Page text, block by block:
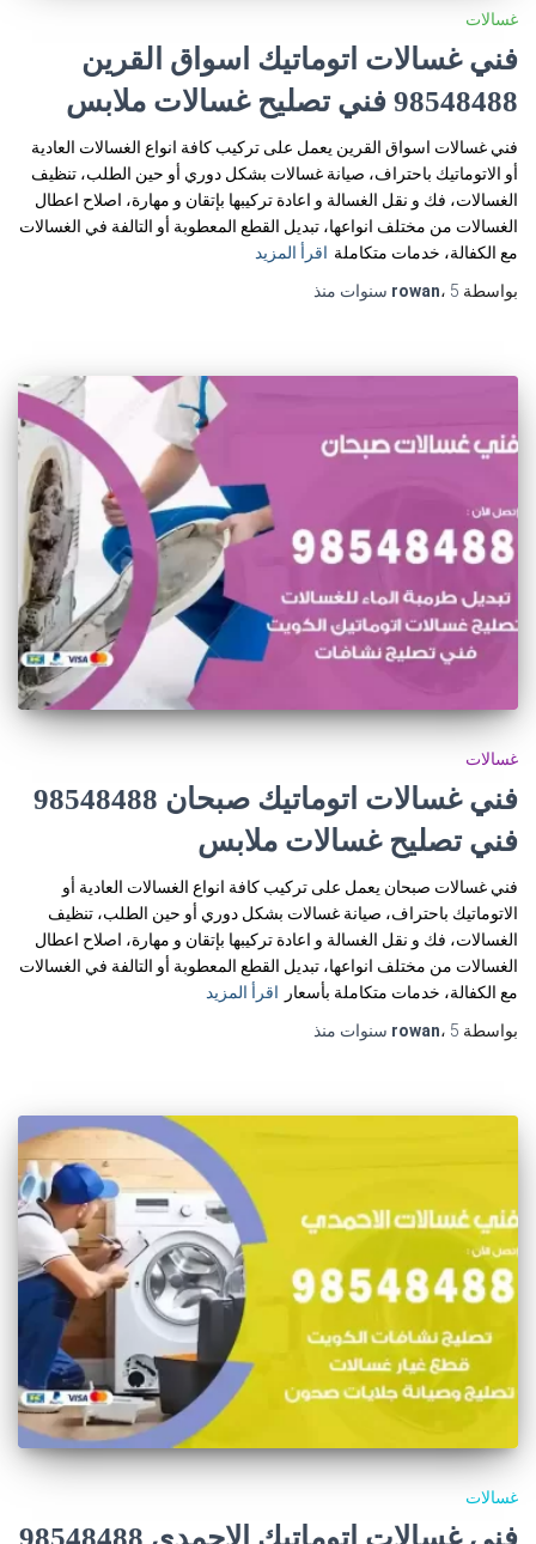
غسالات
فني غسالات اتوماتيك اسواق القرين
98548488 فني تصليح غسالات ملابس
فني غسالات اسواق القرين يعمل على تركيب كافة انواع الغسالات العادية
أو الاتوماتيك باحتراف، صيانة غسالات بشكل دوري أو حين الطلب، تنظيف
الغسالات، فك و نقل الغسالة و اعادة تركيبها بإتقان و مهارة، اصلاح اعطال
الغسالات من مختلف انواعها، تبديل القطع المعطوبة أو التالفة في الغسالات
مع الكفالة، خدمات متكاملة اقرأ المزيد
بواسطة
rowan، 5 سنوات منذ
غسالات
فني غسالات اتوماتيك صبحان 98548488
فني تصليح غسالات ملابس
فني غسالات صبحان يعمل على تركيب كافة انواع الغسالات العادية أو
الاتوماتيك باحتراف، صيانة غسالات بشكل دوري أو حين الطلب، تنظيف
الغسالات، فك و نقل الغسالة و اعادة تركيبها بإتقان و مهارة، اصلاح اعطال
الغسالات من مختلف انواعها، تبديل القطع المعطوبة أو التالفة في الغسالات
مع الكفالة، خدمات متكاملة بأسعار
اقرأ المزيد
بواسطة
rowan، 5 سنوات منذ
غسالات